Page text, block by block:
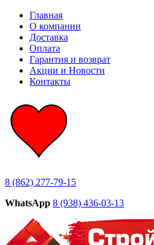
Главная
О компании
Доставка
Оплата
Гарантия и возврат
Акции и Новости
Контакты
8 (862) 277-79-15
WhatsApp 8 (938) 436-03-13